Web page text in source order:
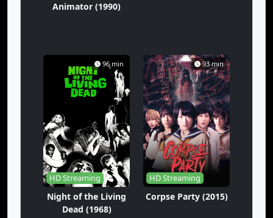
Animator (1990)
96 min
HD Streaming
Night of the Living
Dead (1968)
93 min
HD Streaming
Corpse Party (2015)